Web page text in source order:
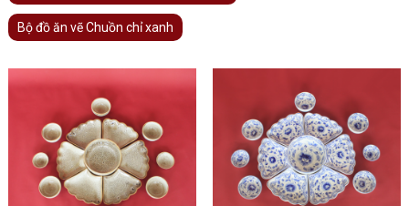
Bộ đồ ăn vẽ Chuồn chỉ xanh